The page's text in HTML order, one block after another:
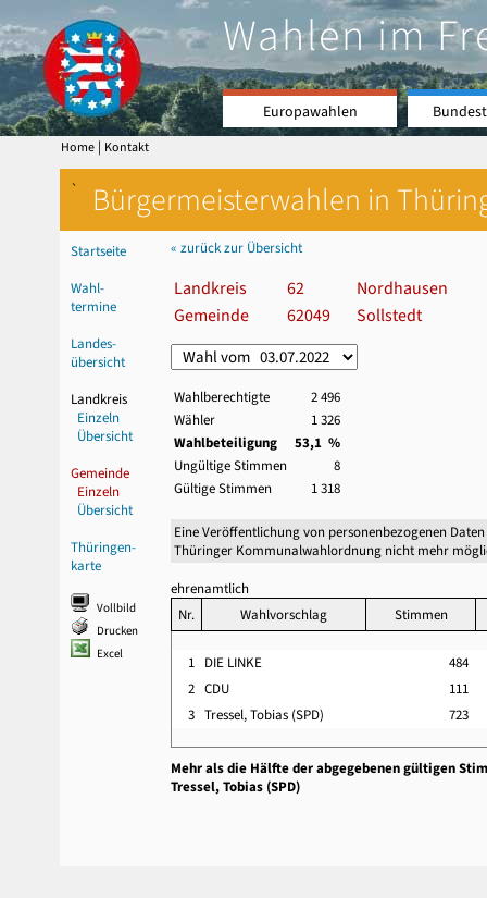
Wahlen im
Europawahlen
Home | Kontakt
` Bürgermeisterwahlen in
Startseite
Wahl-
termine
Landes-
übersicht
Landkreis
Einzeln
Übersicht
Gemeinde
Einzeln
Übersicht
Thüringen-
karte
Vollbild
Drucken
Excel
« zurück zur Übersicht
Landkreis 62
Nordhausen
Gemeinde
62049 Sollstedt
Wahlberechtigte
2 496
Wähler
1 326
Wahlbeteiligung
53,1 %
Ungültige Stimmen
8
Gültige Stimmen
1 318
Eine Veröffentlichung von personenbezogenen
Thüringer Kommunalwahlordnung nicht mehr
ehrenamtlich
Nr.
Wahlvorschlag Stimmen
1 DIE LINKE
484
2 CDU
111
3 Tressel, Tobias (SPD) 723
Mehr als die Hälfte der abgegebenen gültigen
Tressel, Tobias (SPD)